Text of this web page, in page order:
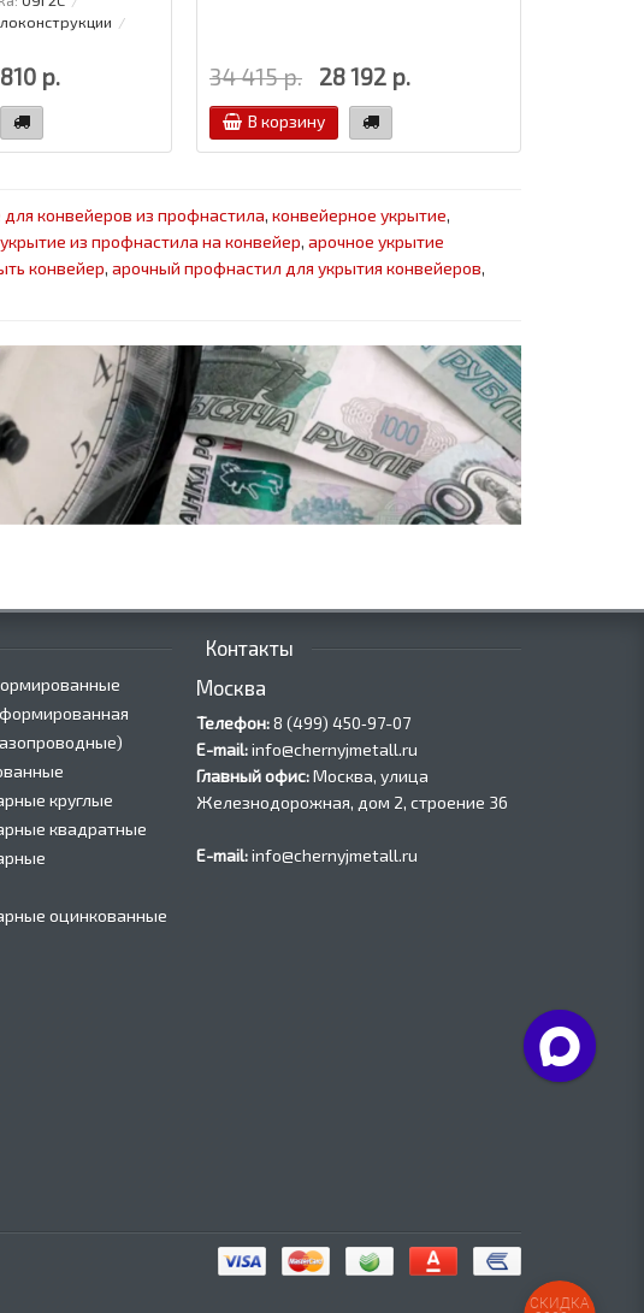
р. 34 415 р. 28 192 р.
В корзину
для конвейеров из профнастила, конвейерное укрытие,
укрытие из профнастила на конвейер, арочное укрытие
конвейер, арочный профнастил для укрытия конвейеров,
круглые
квадратные
оцинкованные
Контакты
Москва
Телефон:8 (499) 450‑97-07
E-mail:info@chernyjmetall.ru
Главный офис:Москва, улица
Железнодорожная, дом 2, строение 36
E-mail:info@chernyjmetall.ru
СКИДКА